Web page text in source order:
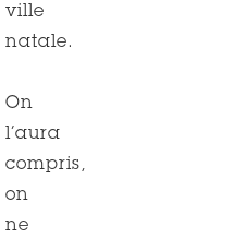
ville
natale.
On
l’aura
compris,
on
ne